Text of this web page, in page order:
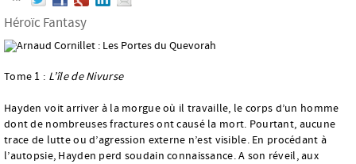
Héroïc Fantasy
Tome 1 : L’île de Nivurse
Hayden voit arriver à la morgue où il travaille, le corps d’un homme
dont de nombreuses fractures ont causé la mort. Pourtant, aucune
trace de lutte ou d’agression externe n’est visible. En procédant à
l’autopsie, Hayden perd soudain connaissance. A son réveil, aux